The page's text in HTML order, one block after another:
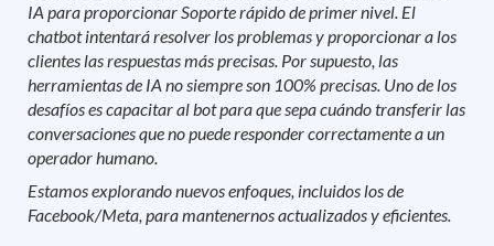
IA para proporcionar Soporte rápido de primer nivel. El
chatbot intentará resolver los problemas y proporcionar a los
clientes las respuestas más precisas. Por supuesto, las
herramientas de IA no siempre son 100% precisas. Uno de los
desafíos es capacitar al bot para que sepa cuándo transferir las
conversaciones que no puede responder correctamente a un
operador humano.
Estamos explorando nuevos enfoques, incluidos los de
Facebook/Meta, para mantenernos actualizados y eficientes.